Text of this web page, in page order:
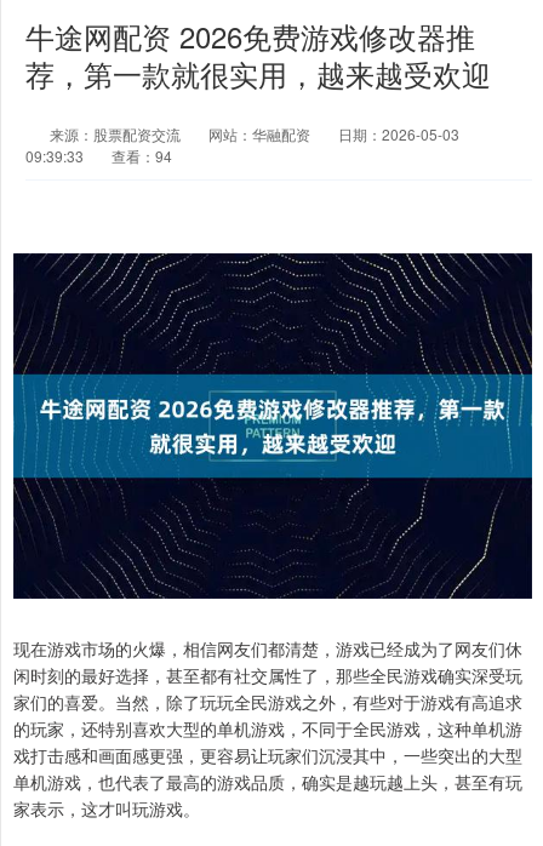
牛途网配资 2026免费游戏修改器推
荐，第一款就很实用，越来越受欢迎
来源：股票配资交流 网站：华融配资
日期：2026-05-03
09:39:33
查看：94
现在游戏市场的火爆，相信网友们都清楚，游戏已经成为了网友们休
闲时刻的最好选择，甚至都有社交属性了，那些全民游戏确实深受玩
家们的喜爱。当然，除了玩玩全民游戏之外，有些对于游戏有高追求
的玩家，还特别喜欢大型的单机游戏，不同于全民游戏，这种单机游
戏打击感和画面感更强，更容易让玩家们沉浸其中，一些突出的大型
单机游戏，也代表了最高的游戏品质，确实是越玩越上头，甚至有玩
家表示，这才叫玩游戏。